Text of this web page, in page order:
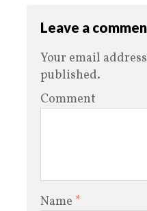
Leave a
Your email
published.
Comment
Name *